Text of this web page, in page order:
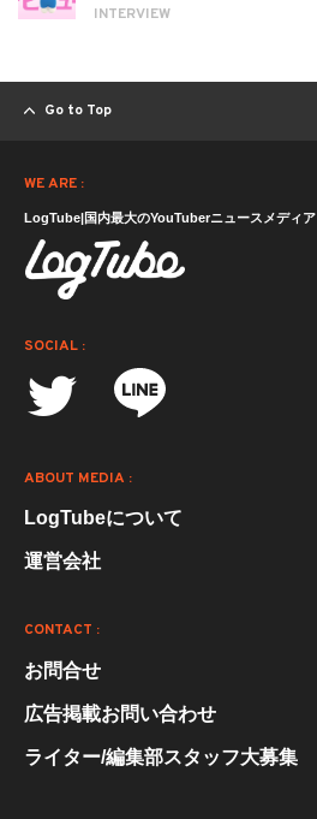
INTERVIEW
Go to Top
WE ARE :
LogTube|国内最大のYouTuberニュースメディア
SOCIAL :
ABOUT MEDIA :
LogTubeについて
運営会社
CONTACT :
お問合せ
広告掲載お問い合わせ
ライター/編集部スタッフ大募集